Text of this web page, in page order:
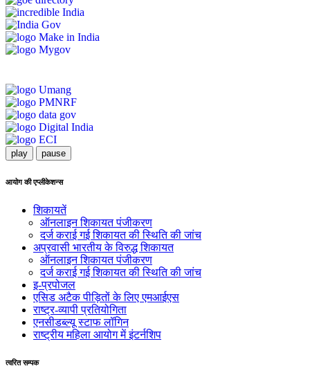
play pause
आयोग की एप्लीकेशन्स
शिकायतें
ऑनलाइन शिकायत पंजीकरण
दर्ज कराई गई शिकायत की स्थिति की जांच
अप्रवासी भारतीय के विरुद्ध शिकायत
ऑनलाइन शिकायत पंजीकरण
दर्ज कराई गई शिकायत की स्थिति की जांच
इ-प्रपोजल
एसिड अटैक पीड़ितों के लिए एमआईएस
राष्ट्र-व्यापी प्रतियोगिता
एनसीडब्ल्यू स्टाफ लॉगिन
राष्ट्रीय महिला आयोग में इंटर्नशिप
त्वरित सम्पक